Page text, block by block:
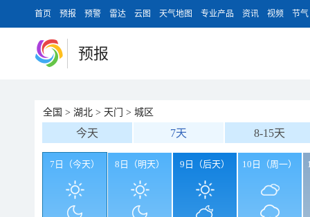
首页 预报 预警 雷达 云图 天气地图 专业产品 资讯 视频 节气
预报
全国 > 湖北 > 天门 > 城区
今天 7天 8-15天
7日（今天） 8日（明天） 9日（后天） 10日（周一）